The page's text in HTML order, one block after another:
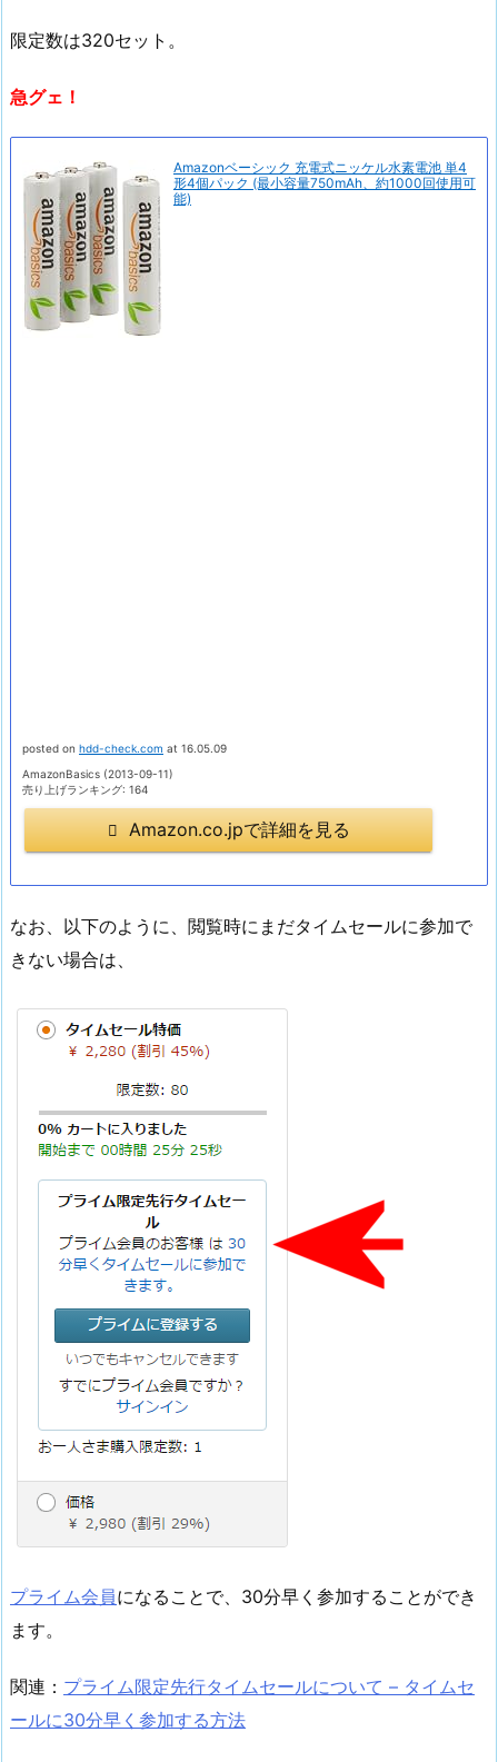
限定数は320セット。
急グェ！
Amazonベーシック 充電式ニッケル水素電池 単4
形4個パック (最小容量750mAh、約1000回使用可
能)
posted on hdd-check.com at 16.05.09
AmazonBasics (2013-09-11)
売り上げランキング: 164
Amazon.co.jpで詳細を見る
なお、以下のように、閲覧時にまだタイムセールに参加で
きない場合は、
プライム会員になることで、30分早く参加することができ
ます。
関連： プライム限定先行タイムセールについて – タイムセ
ールに30分早く参加する方法